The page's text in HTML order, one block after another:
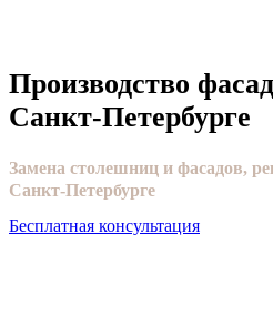
Производство
Санкт-Петербурге
Замена столешниц и фасадов,
Санкт-Петербурге
Бесплатная консультация